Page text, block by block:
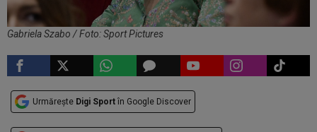
Gabriela Szabo / Foto: Sport Pictures
Urmărește Digi Sport în Google Discover